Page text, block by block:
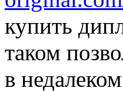
купить
таком
в